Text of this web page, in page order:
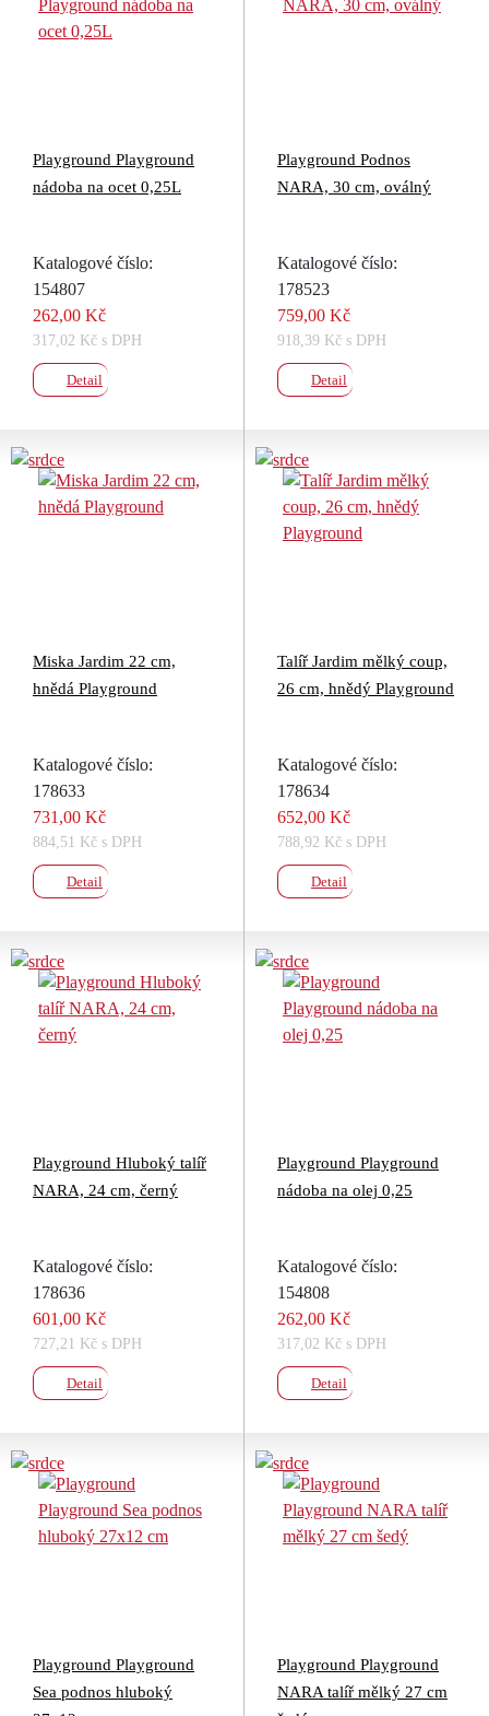
Playground Playground
nádoba na ocet 0,25L
Katalogové číslo:
154807
262,00 Kč
317,02 Kč s DPH
Detail
Playground Podnos
NARA, 30 cm, oválný
Katalogové číslo:
178523
759,00 Kč
918,39 Kč s DPH
Detail
Miska Jardim 22 cm,
hnědá Playground
Katalogové číslo:
178633
731,00 Kč
884,51 Kč s DPH
Detail
Talíř Jardim mělký coup,
26 cm, hnědý Playground
Katalogové číslo:
178634
652,00 Kč
788,92 Kč s DPH
Detail
Playground Hluboký talíř
NARA, 24 cm, černý
Katalogové číslo:
178636
601,00 Kč
727,21 Kč s DPH
Detail
Playground Playground
nádoba na olej 0,25
Katalogové číslo:
154808
262,00 Kč
317,02 Kč s DPH
Detail
Playground Playground
Sea podnos hluboký
Playground Playground
NARA talíř mělký 27 cm